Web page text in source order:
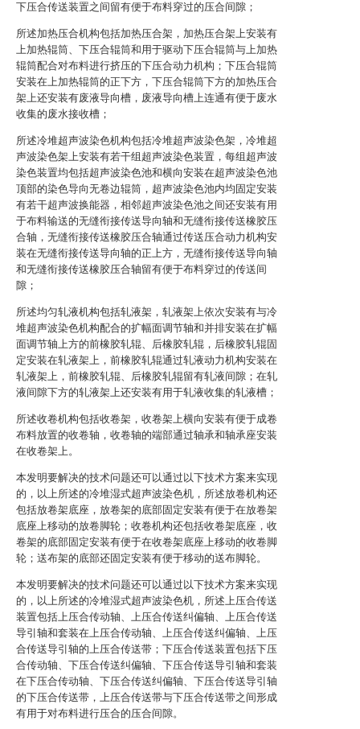
下压合传送装置之间留有便于布料穿过的压合间隙；
所述加热压合机构包括加热压合架，加热压合架上安装有
上加热辊筒、下压合辊筒和用于驱动下压合辊筒与上加热
辊筒配合对布料进行挤压的下压合动力机构；下压合辊筒
安装在上加热辊筒的正下方，下压合辊筒下方的加热压合
架上还安装有废液导向槽，废液导向槽上连通有便于废水
收集的废水接收槽；
所述冷堆超声波染色机构包括冷堆超声波染色架，冷堆超
声波染色架上安装有若干组超声波染色装置，每组超声波
染色装置均包括超声波染色池和横向安装在超声波染色池
顶部的染色导向无卷边辊筒，超声波染色池内均固定安装
有若干超声波换能器，相邻超声波染色池之间还安装有用
于布料输送的无缝衔接传送导向轴和无缝衔接传送橡胶压
合轴，无缝衔接传送橡胶压合轴通过传送压合动力机构安
装在无缝衔接传送导向轴的正上方，无缝衔接传送导向轴
和无缝衔接传送橡胶压合轴留有便于布料穿过的传送间
隙；
所述均匀轧液机构包括轧液架，轧液架上依次安装有与冷
堆超声波染色机构配合的扩幅面调节轴和并排安装在扩幅
面调节轴上方的前橡胶轧辊、后橡胶轧辊，后橡胶轧辊固
定安装在轧液架上，前橡胶轧辊通过轧液动力机构安装在
轧液架上，前橡胶轧辊、后橡胶轧辊留有轧液间隙；在轧
液间隙下方的轧液架上还安装有用于轧液收集的轧液槽；
所述收卷机构包括收卷架，收卷架上横向安装有便于成卷
布料放置的收卷轴，收卷轴的端部通过轴承和轴承座安装
在收卷架上。
本发明要解决的技术问题还可以通过以下技术方案来实现
的，以上所述的冷堆湿式超声波染色机，所述放卷机构还
包括放卷架底座，放卷架的底部固定安装有便于在放卷架
底座上移动的放卷脚轮；收卷机构还包括收卷架底座，收
卷架的底部固定安装有便于在收卷架底座上移动的收卷脚
轮；送布架的底部还固定安装有便于移动的送布脚轮。
本发明要解决的技术问题还可以通过以下技术方案来实现
的，以上所述的冷堆湿式超声波染色机，所述上压合传送
装置包括上压合传动轴、上压合传送纠偏轴、上压合传送
导引轴和套装在上压合传动轴、上压合传送纠偏轴、上压
合传送导引轴的上压合传送带；下压合传送装置包括下压
合传动轴、下压合传送纠偏轴、下压合传送导引轴和套装
在下压合传动轴、下压合传送纠偏轴、下压合传送导引轴
的下压合传送带，上压合传送带与下压合传送带之间形成
有用于对布料进行压合的压合间隙。